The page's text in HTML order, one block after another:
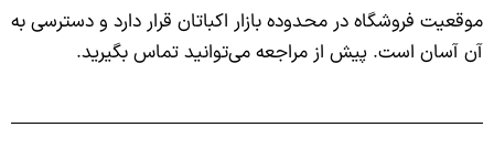
موقعیت فروشگاه در محدوده بازار اکباتان قرار دارد و دسترسی به
آن آسان است. پیش از مراجعه می‌توانید تماس بگیرید.